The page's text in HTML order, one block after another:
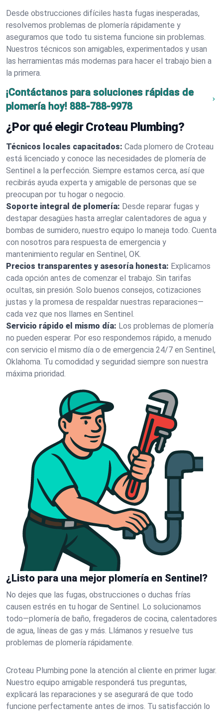
Desde obstrucciones difíciles hasta fugas inesperadas,
resolvemos problemas de plomería rápidamente y
aseguramos que todo tu sistema funcione sin problemas.
Nuestros técnicos son amigables, experimentados y usan
las herramientas más modernas para hacer el trabajo bien a
la primera.
¡Contáctanos para soluciones rápidas de
plomería hoy! 888-788-9978
¿Por qué elegir Croteau Plumbing?
Técnicos locales capacitados: Cada plomero de Croteau
está licenciado y conoce las necesidades de plomería de
Sentinel a la perfección. Siempre estamos cerca, así que
recibirás ayuda experta y amigable de personas que se
preocupan por tu hogar o negocio.
Soporte integral de plomería: Desde reparar fugas y
destapar desagües hasta arreglar calentadores de agua y
bombas de sumidero, nuestro equipo lo maneja todo. Cuenta
con nosotros para respuesta de emergencia y
mantenimiento regular en Sentinel, OK.
Precios transparentes y asesoría honesta: Explicamos
cada opción antes de comenzar el trabajo. Sin tarifas
ocultas, sin presión. Solo buenos consejos, cotizaciones
justas y la promesa de respaldar nuestras reparaciones—
cada vez que nos llames en Sentinel.
Servicio rápido el mismo día: Los problemas de plomería
no pueden esperar. Por eso respondemos rápido, a menudo
con servicio el mismo día o de emergencia 24/7 en Sentinel,
Oklahoma. Tu comodidad y seguridad siempre son nuestra
máxima prioridad.
¿Listo para una mejor plomería en Sentinel?
No dejes que las fugas, obstrucciones o duchas frías
causen estrés en tu hogar de Sentinel. Lo solucionamos
todo—plomería de baño, fregaderos de cocina, calentadores
de agua, líneas de gas y más. Llámanos y resuelve tus
problemas de plomería rápidamente.
Croteau Plumbing pone la atención al cliente en primer lugar.
Nuestro equipo amigable responderá tus preguntas,
explicará las reparaciones y se asegurará de que todo
funcione perfectamente antes de irnos. Tu satisfacción lo